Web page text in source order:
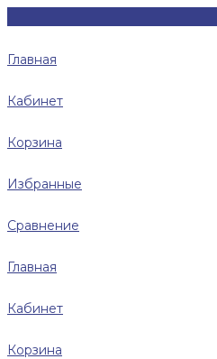
Главная
Кабинет
Корзина
Избранные
Сравнение
Главная
Кабинет
Корзина